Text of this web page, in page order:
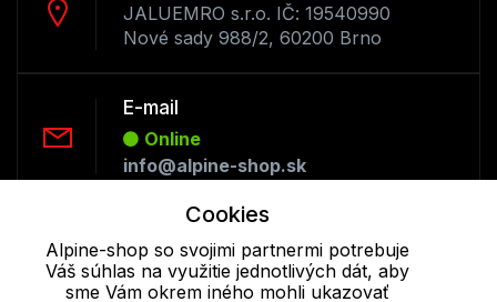
JALUEMRO s.r.o. IČ: 19540990
Nové sady 988/2, 60200 Brno
E-mail
Online
info@alpine-shop.sk
Offline
+421 277 270 053
Cookies
Alpine-shop so svojimi partnermi potrebuje
Váš súhlas na využitie jednotlivých dát, aby
sme Vám okrem iného mohli ukazovať